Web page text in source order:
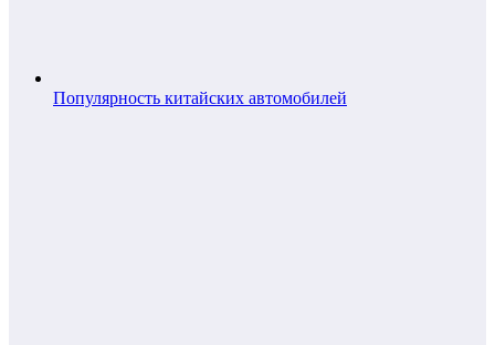
Популярность китайских автомобилей